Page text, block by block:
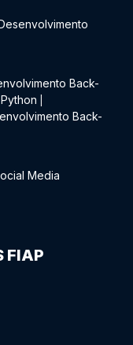
Back-
Back-
Media
FIAP